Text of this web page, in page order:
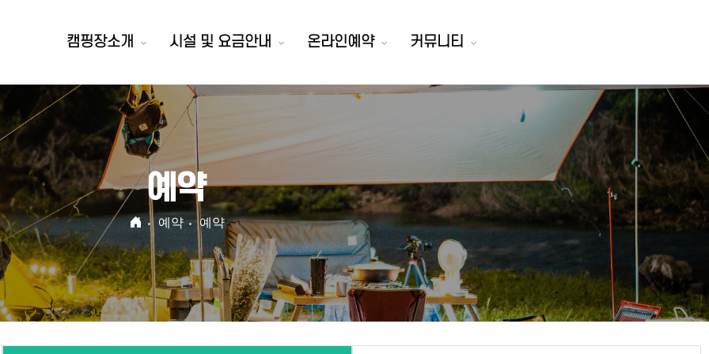
캠핑장소개 시설 및 요금안내 온라인예약 커뮤니티
예약
예약 예약